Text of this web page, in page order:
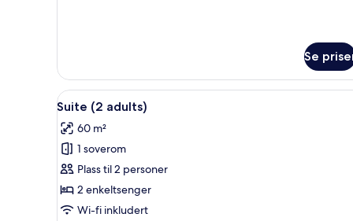
and
children)
Se
Åpne
alle
bildene
av
Suite
(2
adults)
Sengetøy av topp kvalitet,
3
Suite (2 adults)
60 m²
1 soverom
Plass til 2 personer
2 enkeltsenger
Wi-fi inkludert